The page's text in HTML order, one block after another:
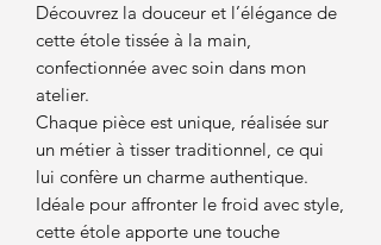
Découvrez la douceur et l’élégance de
cette étole tissée à la main,
confectionnée avec soin dans mon
atelier.
Chaque pièce est unique, réalisée sur
un métier à tisser traditionnel, ce qui
lui confère un charme authentique.
Idéale pour affronter le froid avec style,
cette étole apporte une touche